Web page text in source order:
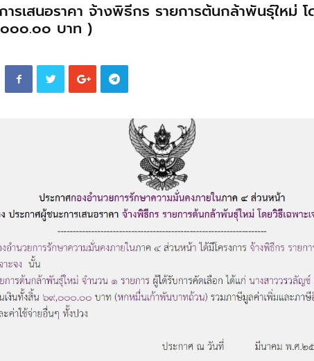
ารเสนอราคา จ้างพิธีกร รายการต้นกล้าพันธุ์ใหม่ โ
๐๐๐.๐๐ บาท )